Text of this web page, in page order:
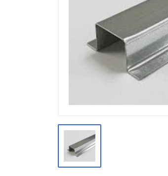
Производство
Штакетник
Черный металлопрокат
Нержавеющий металлопрокат
метизы
Оцинкованный металлопрокат
Запорная арматура